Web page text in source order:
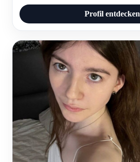
Profil entdecken